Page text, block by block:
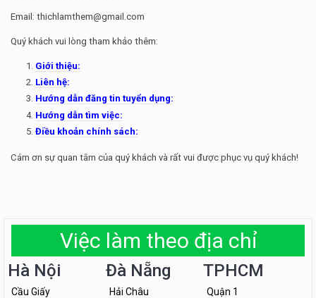
Email: thichlamthem@gmail.com
Quý khách vui lòng tham khảo thêm:
Giới thiệu:
Liên hệ:
Hướng dẫn đăng tin tuyển dụng:
Hướng dẫn tìm việc:
Điều khoản chính sách:
Cám ơn sự quan tâm của quý khách và rất vui được phục vụ quý khách!
Việc làm theo địa chỉ
Hà Nội
Cầu Giấy
Đà Nẵng
Hải Châu
TPHCM
Quận 1